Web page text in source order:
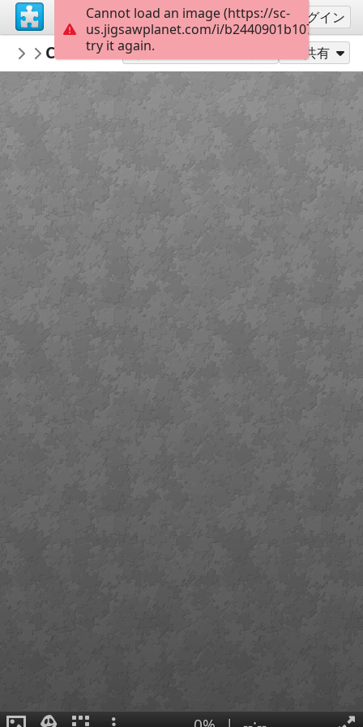
サインアップ ログイン
yetidescavernes
...
Cave des Moineaux 01
別のピース数でプレイ 共有
Cannot load an image (https://sc-
us.jigsawplanet.com/i/
try it again.